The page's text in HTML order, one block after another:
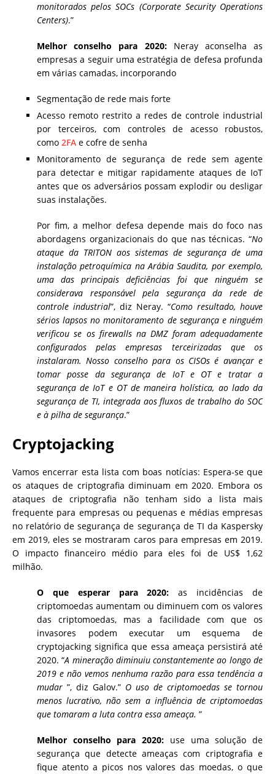
monitorados pelos SOCs (Corporate Security Operations
Centers).”
Melhor conselho para 2020:Neray aconselha as
empresas a seguir uma estratégia de defesa profunda
em várias camadas, incorporando
Segmentação de rede mais forte
Acesso remoto restrito a redes de controle industrial
por terceiros, com controles de acesso robustos,
como 2FA e cofre de senha
Monitoramento de segurança de rede sem agente
para detectar e mitigar rapidamente ataques de IoT
antes que os adversários possam explodir ou desligar
suas instalações.
Por fim, a melhor defesa depende mais do foco nas
abordagens organizacionais do que nas técnicas. “No
ataque da TRITON aos sistemas de segurança de uma
instalação petroquímica na Arábia Saudita, por exemplo,
uma das principais deficiências foi que ninguém se
considerava responsável pela segurança da rede de
controle industrial”, diz Neray. “Como resultado, houve
sérios lapsos no monitoramento de segurança e ninguém
verificou se os firewalls na DMZ foram adequadamente
configurados pelas empresas terceirizadas que os
instalaram. Nosso conselho para os CISOs é avançar e
tomar posse da segurança de IoT e OT e tratar a
segurança de IoT e OT de maneira holística, ao lado da
segurança de TI, integrada aos fluxos de trabalho do SOC
e à pilha de segurança.”
Cryptojacking
Vamos encerrar esta lista com boas notícias: Espera-se que
os ataques de criptografia diminuam em 2020. Embora os
ataques de criptografia não tenham sido a lista mais
frequente para empresas ou pequenas e médias empresas
no relatório de segurança de segurança de TI da Kaspersky
em 2019, eles se mostraram caros para empresas em 2019.
O impacto financeiro médio para eles foi de US$ 1,62
milhão.
O que esperar para 2020: as incidências de
criptomoedas aumentam ou diminuem com os valores
das criptomoedas, mas a facilidade com que os
invasores podem executar um esquema de
cryptojacking significa que essa ameaça persistirá até
2020. “A mineração diminuiu constantemente ao longo de
2019 e não vemos nenhuma razão para essa tendência a
mudar ”, diz Galov.” O uso de criptomoedas se tornou
menos lucrativo, não sem a influência de criptomoedas
que tomaram a luta contra essa ameaça. ”
Melhor conselho para 2020: use uma solução de
segurança que detecte ameaças com criptografia e
fique atento a picos nos valores das moedas, o que